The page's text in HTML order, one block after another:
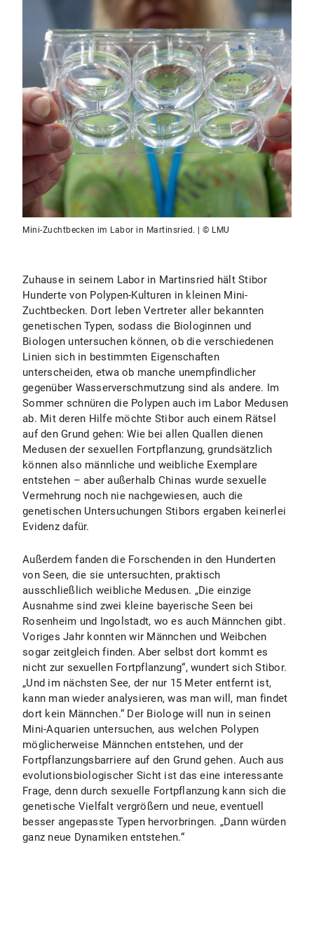
Mini-Zuchtbecken im Labor in Martinsried. | © LMU
Zuhause in seinem Labor in Martinsried hält Stibor
Hunderte von Polypen-Kulturen in kleinen Mini-
Zuchtbecken. Dort leben Vertreter aller bekannten
genetischen Typen, sodass die Biologinnen und
Biologen untersuchen können, ob die verschiedenen
Linien sich in bestimmten Eigenschaften
unterscheiden, etwa ob manche unempfindlicher
gegenüber Wasserverschmutzung sind als andere. Im
Sommer schnüren die Polypen auch im Labor Medusen
ab. Mit deren Hilfe möchte Stibor auch einem Rätsel
auf den Grund gehen: Wie bei allen Quallen dienen
Medusen der sexuellen Fortpflanzung, grundsätzlich
können also männliche und weibliche Exemplare
entstehen – aber außerhalb Chinas wurde sexuelle
Vermehrung noch nie nachgewiesen, auch die
genetischen Untersuchungen Stibors ergaben keinerlei
Evidenz dafür.
Außerdem fanden die Forschenden in den Hunderten
von Seen, die sie untersuchten, praktisch
ausschließlich weibliche Medusen. „Die einzige
Ausnahme sind zwei kleine bayerische Seen bei
Rosenheim und Ingolstadt, wo es auch Männchen gibt.
Voriges Jahr konnten wir Männchen und Weibchen
sogar zeitgleich finden. Aber selbst dort kommt es
nicht zur sexuellen Fortpflanzung“, wundert sich Stibor.
„Und im nächsten See, der nur 15 Meter entfernt ist,
kann man wieder analysieren, was man will, man findet
dort kein Männchen.“ Der Biologe will nun in seinen
Mini-Aquarien untersuchen, aus welchen Polypen
möglicherweise Männchen entstehen, und der
Fortpflanzungsbarriere auf den Grund gehen. Auch aus
evolutionsbiologischer Sicht ist das eine interessante
Frage, denn durch sexuelle Fortpflanzung kann sich die
genetische Vielfalt vergrößern und neue, eventuell
besser angepasste Typen hervorbringen. „Dann würden
ganz neue Dynamiken entstehen.“